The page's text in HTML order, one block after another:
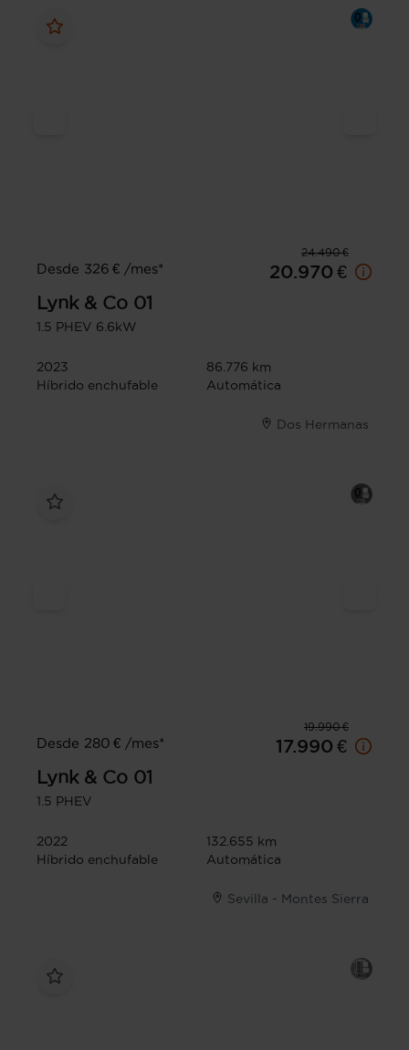
24.490 €
Desde 326 € /mes*
20.970 €
Lynk & Co 01
1.5 PHEV 6.6kW
2023
86.776 km
Híbrido enchufable
Automática
Dos Hermanas
19.990 €
Desde 280 € /mes*
17.990 €
Lynk & Co 01
1.5 PHEV
2022
132.655 km
Híbrido enchufable
Automática
Sevilla - Montes Sierra